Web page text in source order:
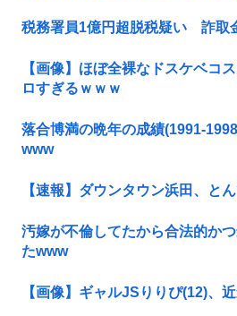
税務署員1億円超脱税疑い 詐取
【画像】ほぼ全裸なドスケベコ
ロすぎるｗｗｗ
落合博満の晩年の成績(1991-
www
【速報】ダウンタウン浜田、と
汚嫁が不倫してたから合法的か
たwww
【画像】ギャルJSりりぴ(12)、